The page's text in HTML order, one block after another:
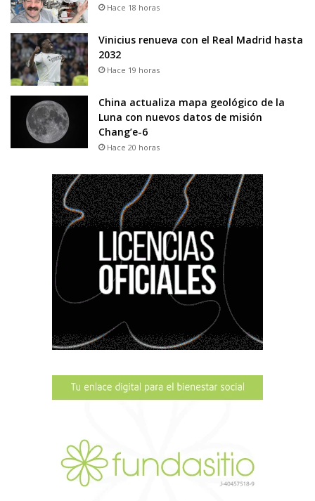
Hace 18 horas
Vinicius renueva con el Real Madrid hasta
2032
Hace 19 horas
China actualiza mapa geológico de la
Luna con nuevos datos de misión
Chang’e-6
Hace 20 horas